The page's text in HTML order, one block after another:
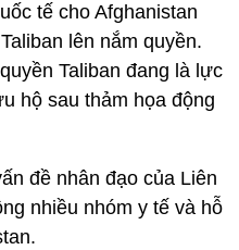
tế cho Afghanistan
lên nắm quyền.
Taliban đang là lực
hộ sau thảm họa động
đề nhân đạo của Liên
nhiều nhóm y tế và hỗ